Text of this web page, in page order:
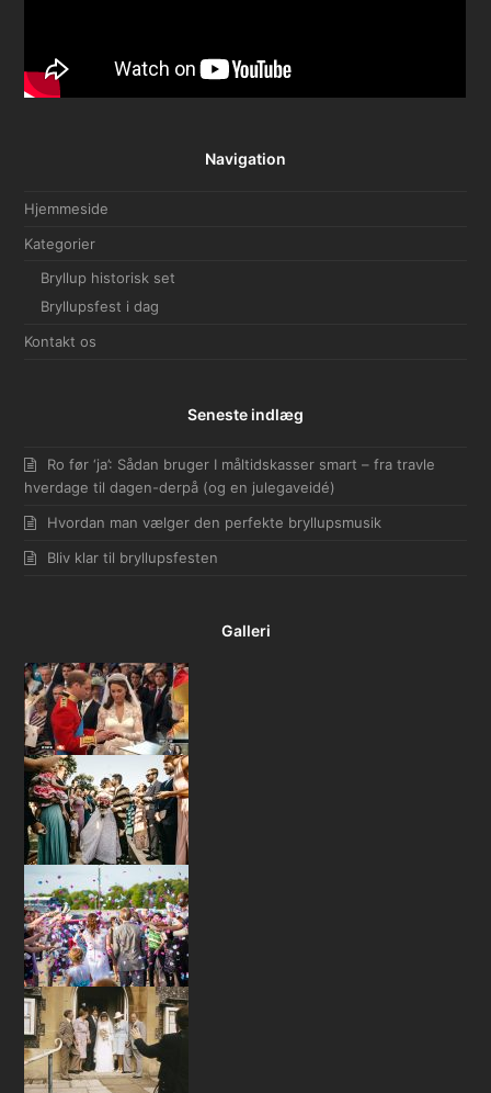
Navigation
Hjemmeside
Kategorier
Bryllup historisk set
Bryllupsfest i dag
Kontakt os
Seneste indlæg
Ro før ‘ja’: Sådan bruger I måltidskasser smart – fra travle
hverdage til dagen-derpå (og en julegaveidé)
Hvordan man vælger den perfekte bryllupsmusik
Bliv klar til bryllupsfesten
Galleri